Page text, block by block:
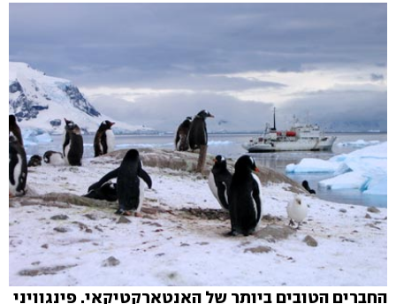
החברים הטובים ביותר של האנטארקטיקאי. פינגוויני